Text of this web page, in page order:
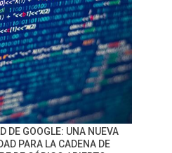
DE GOOGLE: UNA NUEVA
PARA LA CADENA DE